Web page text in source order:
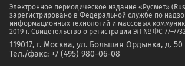
Электронное периодическое издание «Русмет»
зарегистрировано в Федеральной службе по
информационных технологий и массовых
2019 г. Свидетельство о регистрации ЭЛ № ФС
119017, г. Москва, ул. Большая Ордынка, д.
Тел./факс: +7 (495) 980-06-08